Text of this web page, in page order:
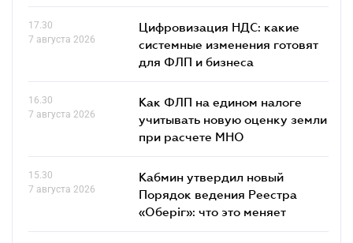
17.30
7 августа 2026
Цифровизация НДС: какие
системные изменения готовят
для ФЛП и бизнеса
16.30
7 августа 2026
Как ФЛП на едином налоге
учитывать новую оценку земли
при расчете МНО
15.30
7 августа 2026
Кабмин утвердил новый
Порядок ведения Реестра
«Оберіг»: что это меняет